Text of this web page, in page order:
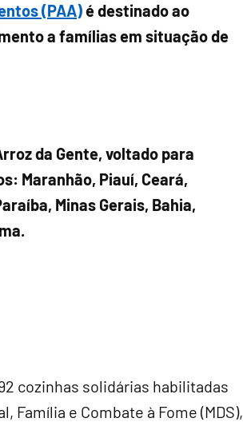
(PAA)é destinado ao
a famílias em situação de
da Gente, voltado para
Maranhão, Piauí, Ceará,
Minas Gerais, Bahia,
cozinhas solidárias habilitadas
e Combate à Fome (MDS),